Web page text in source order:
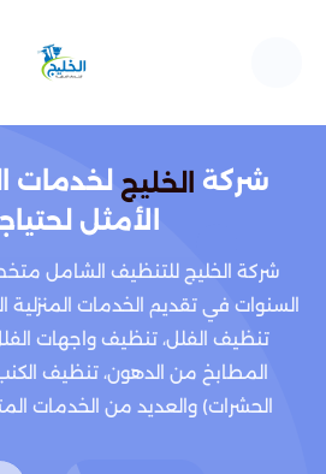
شركة الخليج لخدمات
الأمثل
شركة الخليج للتنظيف الشامل
السنوات في تقديم الخدمات المنزلية
تنظيف الفلل، تنظيف واجهات
المطابخ من الدهون، تنظيف
الحشرات) والعديد من الخدمات